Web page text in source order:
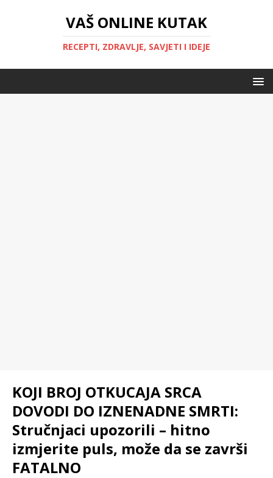
VAŠ ONLINE KUTAK
RECEPTI, ZDRAVLJE, SAVJETI I IDEJE
KOJI BROJ OTKUCAJA SRCA
DOVODI DO IZNENADNE SMRTI:
Stručnjaci upozorili – hitno
izmjerite puls, može da se završi
FATALNO